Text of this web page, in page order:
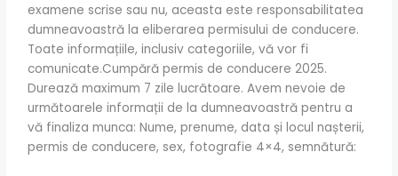
examene scrise sau nu, aceasta este responsabilitatea
dumneavoastră la eliberarea permisului de conducere.
Toate informațiile, inclusiv categoriile, vă vor fi
comunicate.Cumpără permis de conducere 2025.
Durează maximum 7 zile lucrătoare. Avem nevoie de
următoarele informații de la dumneavoastră pentru a
vă finaliza munca: Nume, prenume, data și locul nașterii,
permis de conducere, sex, fotografie 4×4, semnătură: